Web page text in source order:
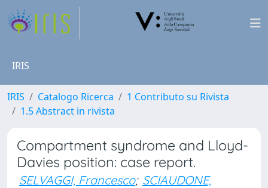
IRIS
IRIS Catalogo Ricerca
1 Contributo su Rivista
1.5 Abstract in rivista
Compartment syndrome and Lloyd-
Davies position: case report.
SELVAGGI, Francesco; SCIAUDONE,